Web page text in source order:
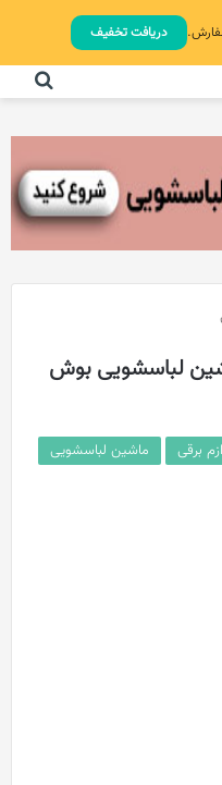
دریافت تخفیف
لباسشویی بوش
برقی ماشین لباسشویی